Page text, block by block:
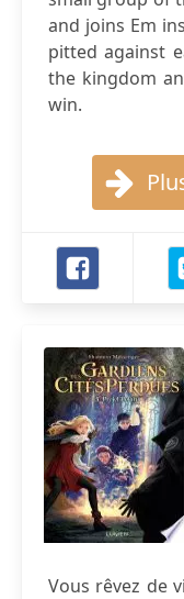
and joins Em
pitted against
the kingdom
win.
Vous rêvez de